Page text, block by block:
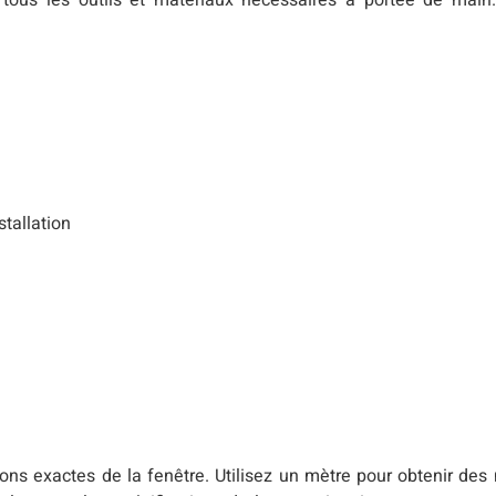
exactes de la fenêtre. Utilisez un mètre pour obtenir des